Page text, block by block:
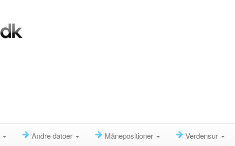
Andre datoer Månepositioner Verdensur